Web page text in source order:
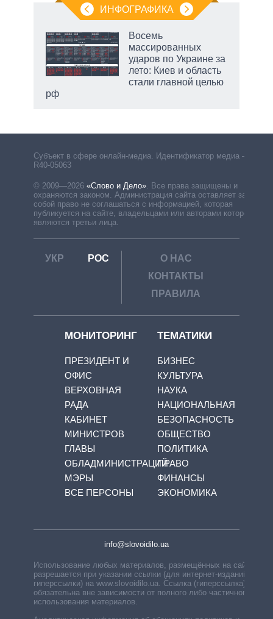
ИНФОГРАФИКА
Восемь
массированных
ударов по Украине за
лето: Киев и область
стали главной целью
рф
Субъект в сфере онлайн-медиа. Идентификатор медиа –
R40-05063
© 2009—2026 «Слово и Дело» Все права защищены и
охраняются законом. Администрация сайта оставляет за
собой право не соглашаться с информацией, которая
публикуется на сайте, владельцами или авторами которой
являются третьи лица.
УКР РОС
О НАС
КОНТАКТЫ
ПРАВИЛА
МОНИТОРИНГ
ПРЕЗИДЕНТ И
ОФИС
ВЕРХОВНАЯ
РАДА
КАБИНЕТ
МИНИСТРОВ
ГЛАВЫ
ОБЛАДМИНИСТРАЦИЙ
МЭРЫ
ВСЕ ПЕРСОНЫ
ТЕМАТИКИ
БИЗНЕС
КУЛЬТУРА
НАУКА
НАЦИОНАЛЬНАЯ
БЕЗОПАСНОСТЬ
ОБЩЕСТВО
ПОЛИТИКА
ПРАВО
ФИНАНСЫ
ЭКОНОМИКА
info@slovoidilo.ua
Использование любых материалов, размещённых на сайте,
разрешается при указании ссылки (для интернет-изданий —
гиперссылки) на www.slovoidilo.ua. Ссылка (гиперссылка)
обязательна вне зависимости от полного либо частичного
использования материалов.